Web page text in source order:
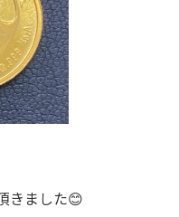
きました😊